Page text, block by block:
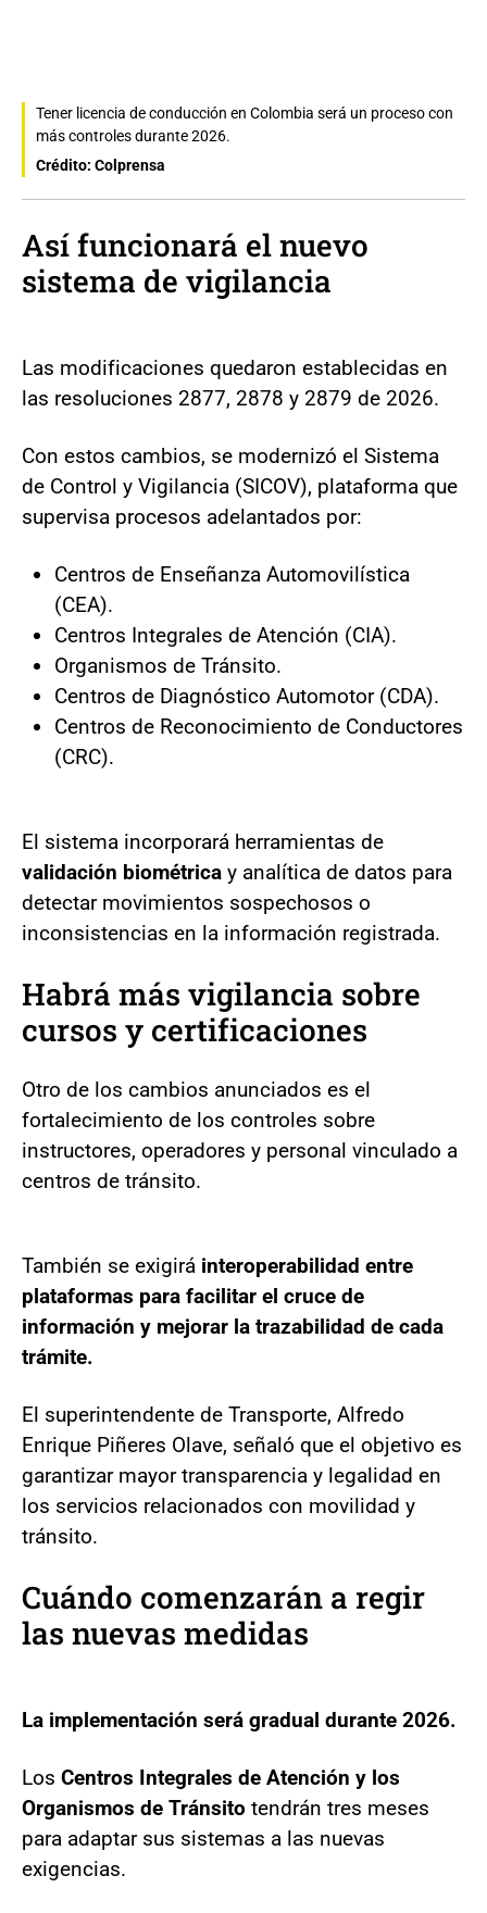
Tener licencia de conducción en Colombia será un proceso con
más controles durante 2026.
Crédito: Colprensa
Así funcionará el nuevo
sistema de vigilancia
Las modificaciones quedaron establecidas en
las resoluciones 2877, 2878 y 2879 de 2026.
Con estos cambios, se modernizó el Sistema
de Control y Vigilancia (SICOV), plataforma que
supervisa procesos adelantados por:
Centros de Enseñanza Automovilística
(CEA).
Centros Integrales de Atención (CIA).
Organismos de Tránsito.
Centros de Diagnóstico Automotor (CDA).
Centros de Reconocimiento de Conductores
(CRC).
El sistema incorporará herramientas de
validación biométrica y analítica de datos para
detectar movimientos sospechosos o
inconsistencias en la información registrada.
Habrá más vigilancia sobre
cursos y certificaciones
Otro de los cambios anunciados es el
fortalecimiento de los controles sobre
instructores, operadores y personal vinculado a
centros de tránsito.
También se exigirá interoperabilidad entre
plataformas para facilitar el cruce de
información y mejorar la trazabilidad de cada
trámite.
El superintendente de Transporte, Alfredo
Enrique Piñeres Olave, señaló que el objetivo es
garantizar mayor transparencia y legalidad en
los servicios relacionados con movilidad y
tránsito.
Cuándo comenzarán a regir
las nuevas medidas
La implementación será gradual durante 2026.
Los Centros Integrales de Atención y los
Organismos de Tránsito tendrán tres meses
para adaptar sus sistemas a las nuevas
exigencias.